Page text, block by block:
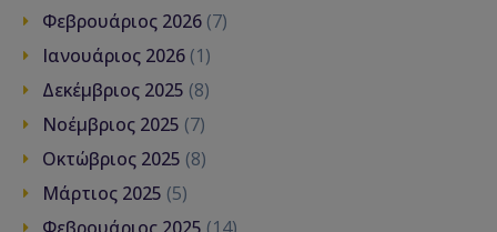
Φεβρουάριος 2026 (7)
Ιανουάριος 2026 (1)
Δεκέμβριος 2025 (8)
Νοέμβριος 2025 (7)
Οκτώβριος 2025 (8)
Μάρτιος 2025 (5)